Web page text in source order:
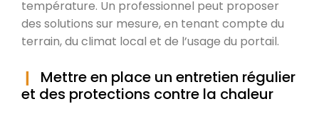
température. Un professionnel peut proposer
des solutions sur mesure, en tenant compte du
terrain, du climat local et de l’usage du portail.
Mettre en place un entretien régulier
et des protections contre la chaleur